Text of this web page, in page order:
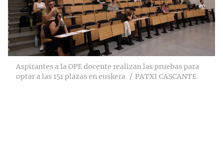
Aspirantes a la OPE docente realizan las pruebas para
optar a las 151 plazas en euskera
PATXI CASCANTE